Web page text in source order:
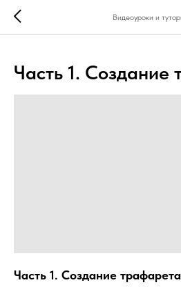
Видеоуроки и
Часть 1. Создание
Часть 1. Создание трафарета